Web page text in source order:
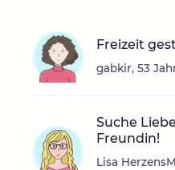
Freizeit
gabkir, 53
Suche Liebe
Freundin!
Lisa